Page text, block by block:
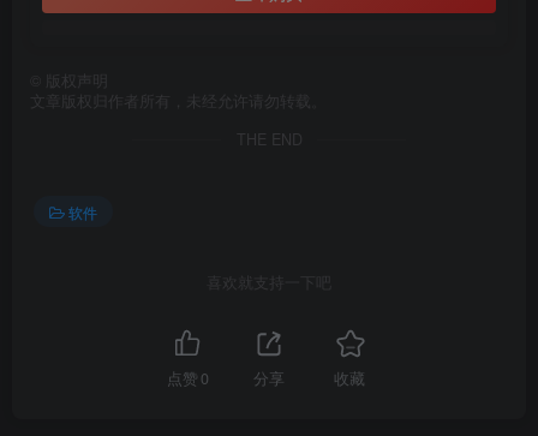
版权声明
文章版权归作者所有，未经允许请勿转载。
THE END
软件
喜欢就支持一下吧
点赞 0 分享 收藏